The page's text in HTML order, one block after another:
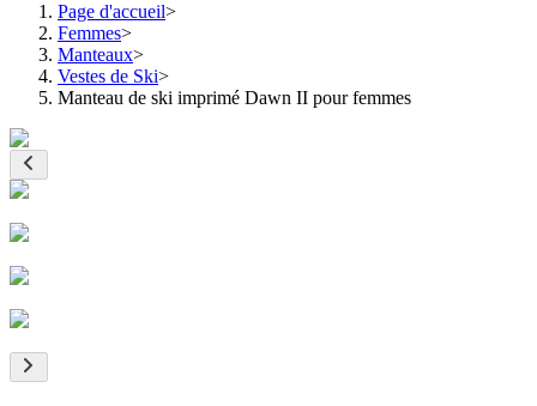
Page d'accueil>
Femmes>
Manteaux>
Vestes de Ski>
Manteau de ski imprimé Dawn II pour femmes